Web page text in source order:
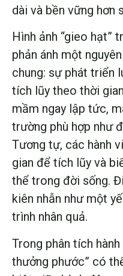
dài và bền vững hơn
Hình ảnh “gieo hạt”
phản ánh một
chung: sự phát triển
tích lũy theo thời
mầm ngay lập tức,
trường phù hợp như
Tương tự, các hành
gian để tích lũy và
thể trong đời sống.
kiên nhẫn như một
trình nhân quả.
Trong phân tích
thưởng phước” có